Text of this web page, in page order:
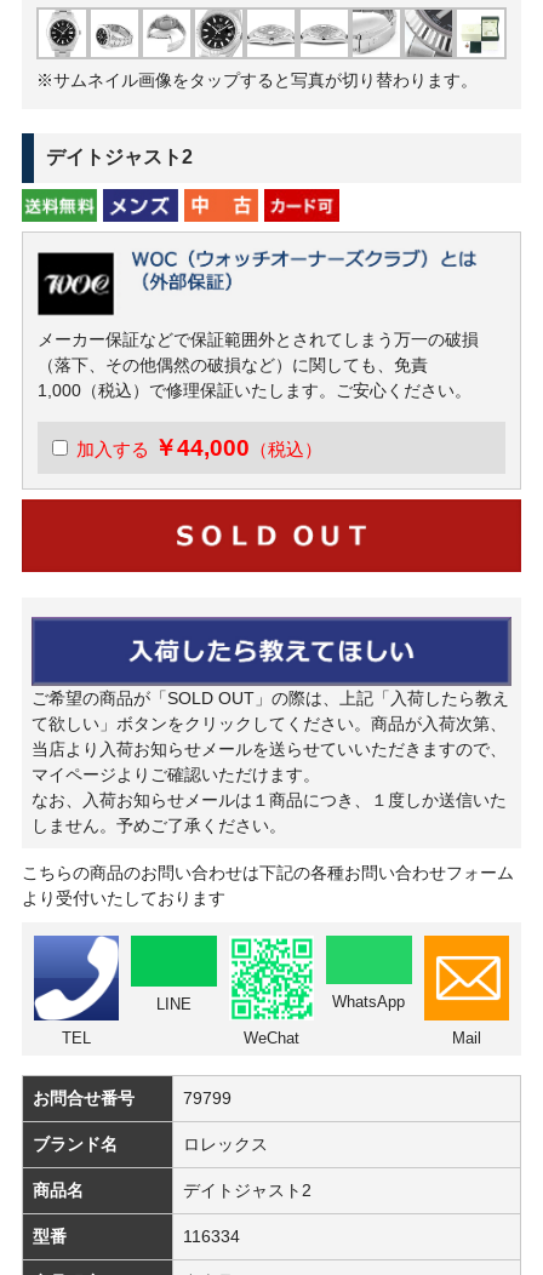
※サムネイル画像をタップすると写真が切り替わります。
デイトジャスト2
メーカー保証などで保証範囲外とされてしまう万一の破損
（落下、その他偶然の破損など）に関しても、免責
1,000（税込）で修理保証いたします。ご安心ください。
加入する ￥44,000 （税込）
ご希望の商品が「SOLD OUT」の際は、上記「入荷したら教え
て欲しい」ボタンをクリックしてください。商品が入荷次第、
当店より入荷お知らせメールを送らせていいただきますので、
マイページよりご確認いただけます。
なお、入荷お知らせメールは１商品につき、１度しか送信いた
しません。予めご了承ください。
こちらの商品のお問い合わせは下記の各種お問い合わせフォーム
より受付いたしております
TEL
LINE
WeChat
WhatsApp
Mail
お問合せ番号 79799
ブランド名 ロレックス
商品名 デイトジャスト2
型番 116334